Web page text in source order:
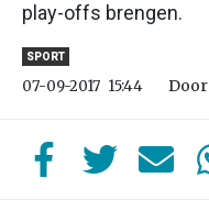
play-offs brengen.
SPORT
07-09-2017 15:44 Door